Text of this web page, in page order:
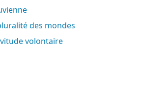
des mondes
volontaire